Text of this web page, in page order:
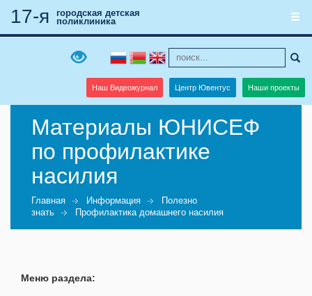
Наш Видеожурнал Центр Ювентус Наши проекты
17-я
городская детская
поликлиника
Материалы ЮНИСЕФ
по профилактике
насилия
Главная Информация
Полезно
знать
Профилактика домашнего насилия
Меню раздела: